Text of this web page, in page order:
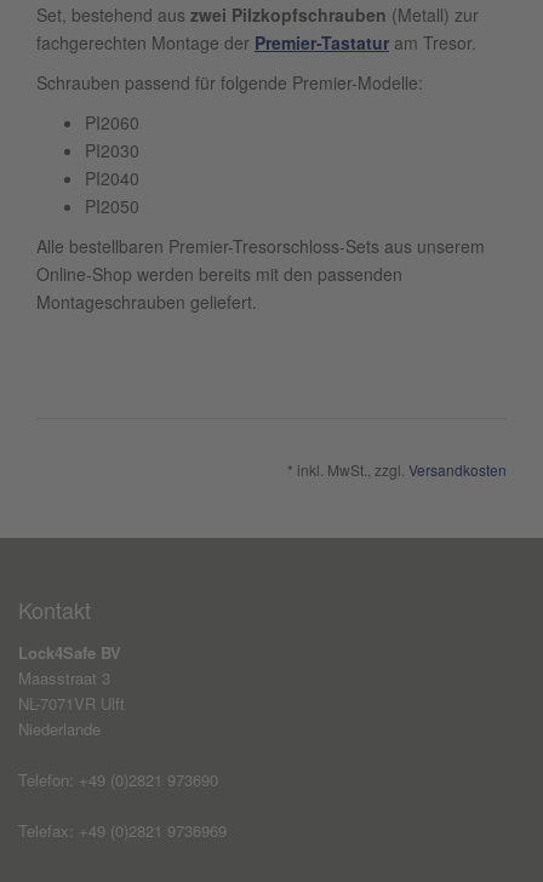
Set, bestehend aus zwei Pilzkopfschrauben (Metall) zur
fachgerechten Montage der Premier-Tastatur am Tresor.
Schrauben passend für folgende Premier-Modelle:
PI2060
PI2030
PI2040
PI2050
Alle bestellbaren Premier-Tresorschloss-Sets aus unserem
Online-Shop werden bereits mit den passenden
Montageschrauben geliefert.
* inkl. MwSt., zzgl. Versandkosten
Kontakt
Lock4Safe BV
Maasstraat 3
NL-7071VR Ulft
Niederlande
Telefon: +49 (0)2821 973690
Telefax: +49 (0)2821 9736969